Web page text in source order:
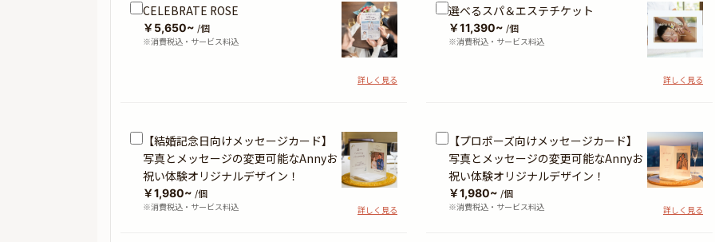
CELEBRATE ROSE
￥5,650~ /個
※消費税込・サービス料込
詳しく見る
選べるスパ＆エステチケット
￥11,390~ /個
※消費税込・サービス料込
詳しく見る
【結婚記念日向けメッセージカード】
写真とメッセージの変更可能なAnnyお
祝い体験オリジナルデザイン！
￥1,980~ /個
※消費税込・サービス料込
詳しく見る
【プロポーズ向けメッセージカード】
写真とメッセージの変更可能なAnnyお
祝い体験オリジナルデザイン！
￥1,980~ /個
※消費税込・サービス料込
詳しく見る